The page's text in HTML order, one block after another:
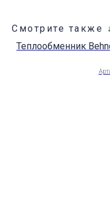
Смотрите также ↓
Теплообменник